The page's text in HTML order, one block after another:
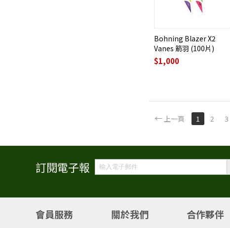
Bohning Blazer X2
Vanes 箭羽 (100片)
$1,000
上一頁 1 2 3
訂閱電子報
會員服務 關於我們 合作夥伴